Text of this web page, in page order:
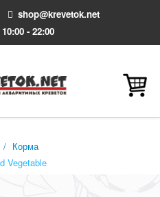
shop@krevetok.net
- 22:00
Корма
Vegetable